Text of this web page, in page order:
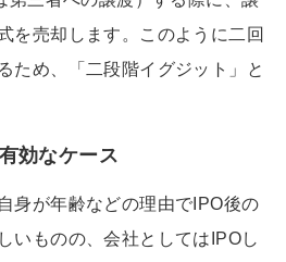
を売却します。このように二回
ため、「二段階イグジット」と
効なケース
身が年齢などの理由でIPO後の
いものの、会社としてはIPOし